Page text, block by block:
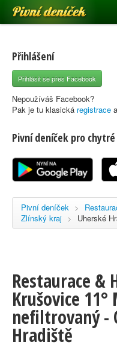
Pivní deníček
Pivní mapa
Pivní značky
Nápověda
Registrace
Přihlášení
Přihlásit se přes Facebook
Nepoužíváš Facebook?
Pak je tu klasická registrace a
Pivní deníček pro
Pivní deníček >
Zlínský kraj > Uherské
Restaurace &
Krušovice
nefiltrovaný -
Hradiště